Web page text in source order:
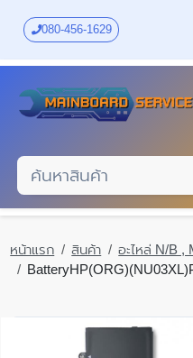
content
080-456-1629
หน้าแรก สินค้า อะไหล่ N/B ,